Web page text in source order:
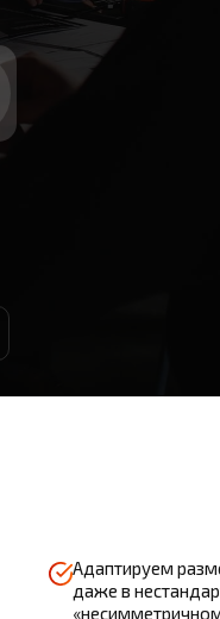
Адаптируем
даже в